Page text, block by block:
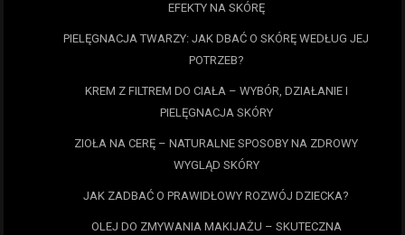
EFEKTY NA SKÓRĘ
PIELĘGNACJA TWARZY: JAK DBAĆ O SKÓRĘ WEDŁUG JEJ
POTRZEB?
KREM Z FILTREM DO CIAŁA – WYBÓR, DZIAŁANIE I
PIELĘGNACJA SKÓRY
ZIOŁA NA CERĘ – NATURALNE SPOSOBY NA ZDROWY
WYGLĄD SKÓRY
JAK ZADBAĆ O PRAWIDŁOWY ROZWÓJ DZIECKA?
OLEJ DO ZMYWANIA MAKIJAŻU – SKUTECZNA